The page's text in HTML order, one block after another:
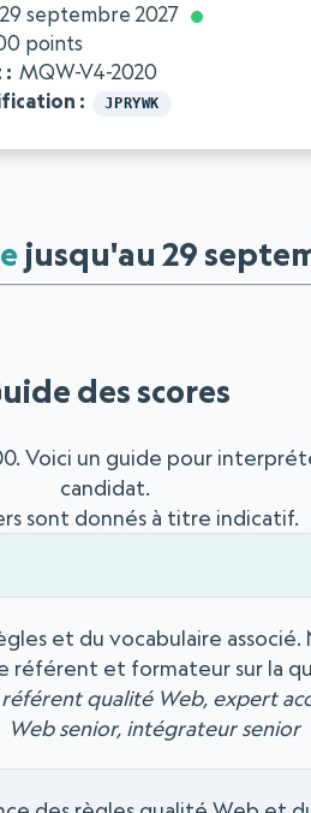
29 septembre 2027
points
MQW-V4-2020
JPRYWK
jusqu'au 29
des scores
Voici un guide pour
candidat.
sont donnés à titre indicatif.
et du vocabulaire associé.
référent et formateur sur la
qualité Web, expert
Web senior, intégrateur senior